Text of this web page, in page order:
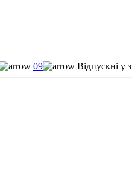
09 Відпускні у